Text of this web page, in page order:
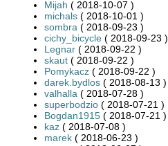
Mijah ( 2018-10-07 )
michals ( 2018-10-01 )
sombra ( 2018-09-23 )
cichy_bicycle ( 2018-09-23 )
Legnar ( 2018-09-22 )
skaut ( 2018-09-22 )
Pomykacz ( 2018-09-22 )
darek.bydlos ( 2018-08-13 )
valhalla ( 2018-07-28 )
superbodzio ( 2018-07-21 )
Bogdan1915 ( 2018-07-21 )
kaz ( 2018-07-08 )
marek ( 2018-06-23 )